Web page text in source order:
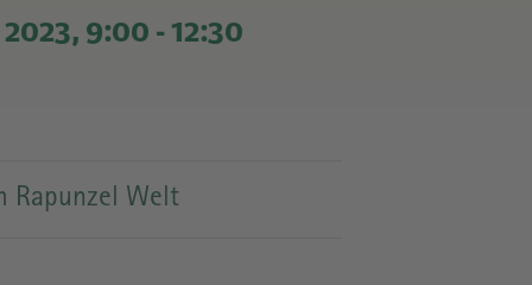
9:00 -12:30
Rapunzel Welt